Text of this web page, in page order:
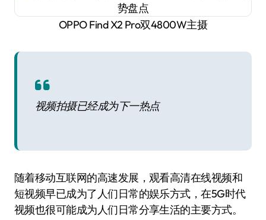
OPPO Find X2 Pro双4800W主摄
视频拍摄已经成为下一热点
随着移动互联网的高速发展，观看高清在线视频和
短视频早已成为了人们日常的娱乐方式，在5G时代
视频也很可能成为人们日常分享生活的主要方式。